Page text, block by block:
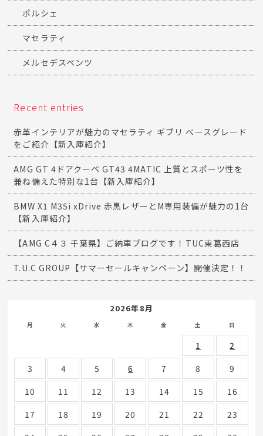
ポルシェ
マセラティ
メルセデスベンツ
Recent entries
赤革インテリアが魅力のマセラティ ギブリ ベースグレード
をご紹介【新入庫紹介】
AMG GT 4ドアクーペ GT43 4MATIC 上質とスポーツ性を
兼ね備えた特別な1台【新入庫紹介】
BMW X1 M35i xDrive 赤黒レザーとM専用装備が魅力の1台
【新入庫紹介】
【AMG C４３ 千葉県】ご納車ブログです！TUC東葛西店
T.U.C GROUP【サマーセールキャンペーン】開催決定！！
2026年8月
月 火 水 木 金 土 日
1
2
3
4 5 6 7 8
9
10
11 12 13 14 15
16
17
18 19 20 21 22
23